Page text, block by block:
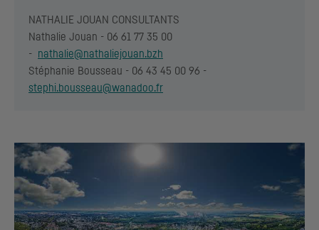
NATHALIE JOUAN CONSULTANTS
Nathalie Jouan - 06 61 77 35 00
- nathalie@nathaliejouan.bzh
Stéphanie Bousseau - 06 43 45 00 96 -
stephi.bousseau@wanadoo.fr